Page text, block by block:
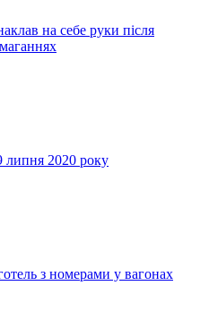
на себе руки після
липня 2020 року
з номерами у вагонах